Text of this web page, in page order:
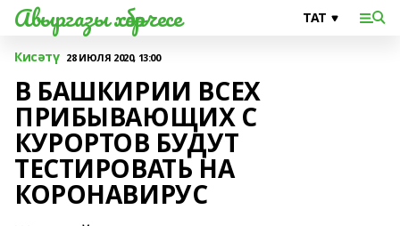
Авыргазы хәбәрчесе
Кисәтү 28 ИЮЛЯ 2020, 13:00
В БАШКИРИИ ВСЕХ
ПРИБЫВАЮЩИХ С
КУРОРТОВ БУДУТ
ТЕСТИРОВАТЬ НА
КОРОНАВИРУС